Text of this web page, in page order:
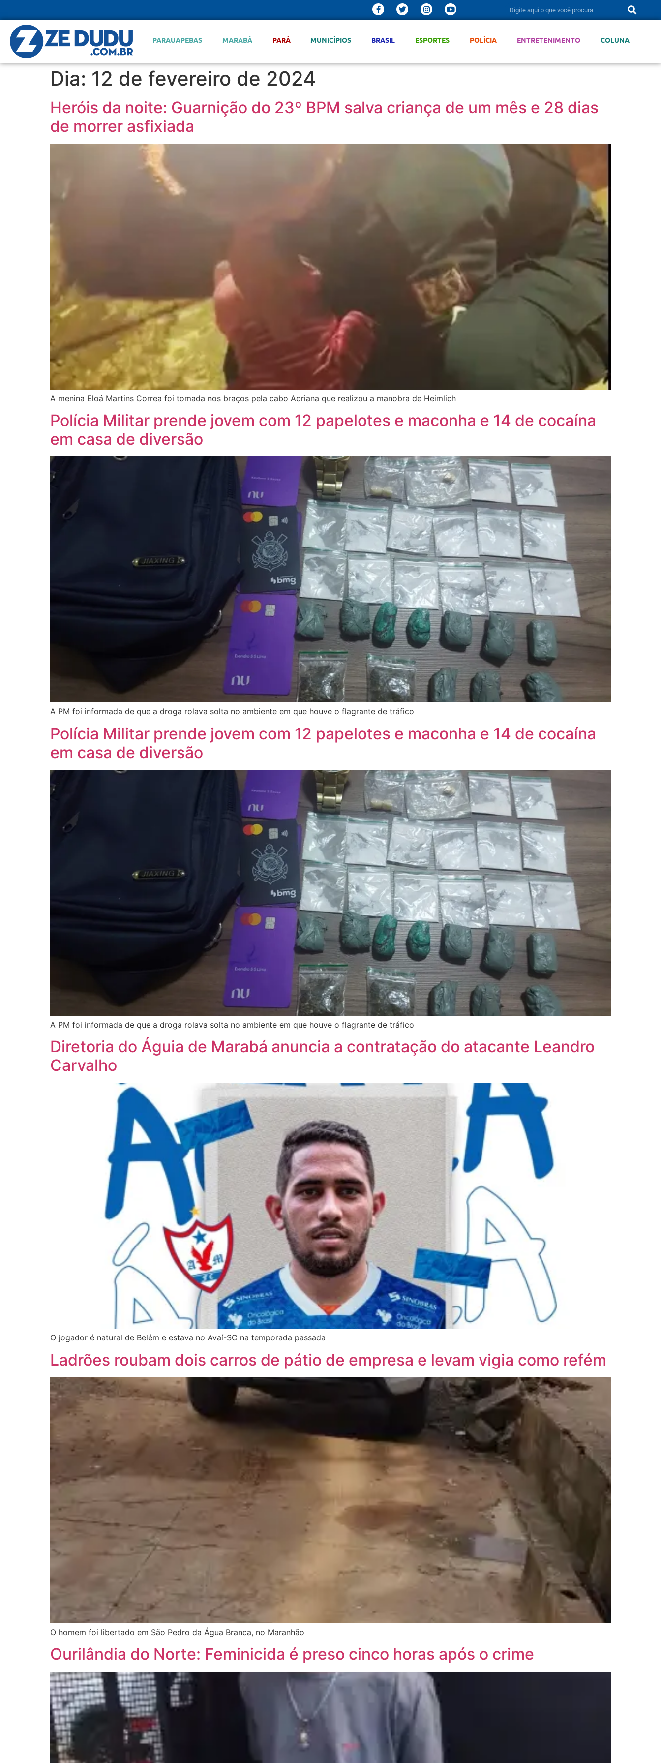
PARAUAPEBAS MARABÁ PARÁ MUNICÍPIOS BRASIL ESPORTES POLÍCIA ENTRETENIMENTO COLUNA
Dia: 12 de fevereiro de 2024
Heróis da noite: Guarnição do 23º BPM salva criança de um mês e 28 dias
de morrer asfixiada
A menina Eloá Martins Correa foi tomada nos braços pela cabo Adriana que realizou a manobra de Heimlich
Polícia Militar prende jovem com 12 papelotes e maconha e 14 de cocaína
em casa de diversão
A PM foi informada de que a droga rolava solta no ambiente em que houve o flagrante de tráfico
Polícia Militar prende jovem com 12 papelotes e maconha e 14 de cocaína
em casa de diversão
A PM foi informada de que a droga rolava solta no ambiente em que houve o flagrante de tráfico
Diretoria do Águia de Marabá anuncia a contratação do atacante Leandro
Carvalho
O jogador é natural de Belém e estava no Avaí-SC na temporada passada
Ladrões roubam dois carros de pátio de empresa e levam vigia como refém
O homem foi libertado em São Pedro da Água Branca, no Maranhão
Ourilândia do Norte: Feminicida é preso cinco horas após o crime